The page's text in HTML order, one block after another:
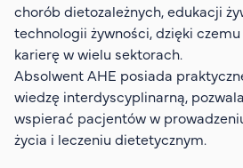
chorób dietozależnych, edukacji
technologii żywności, dzięki
karierę w wielu sektorach.
Absolwent AHE posiada
wiedzę interdyscyplinarną,
wspierać pacjentów w
życia i leczeniu dietetycznym.